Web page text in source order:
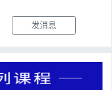
发消息